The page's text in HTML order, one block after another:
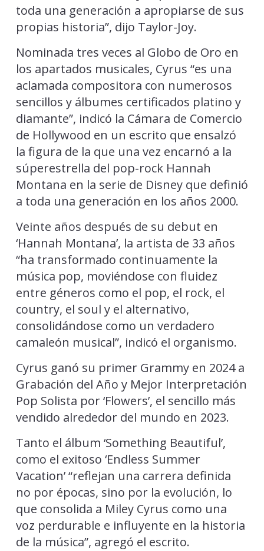
toda una generación a apropiarse de sus
propias historia”, dijo Taylor-Joy.
Nominada tres veces al Globo de Oro en
los apartados musicales, Cyrus “es una
aclamada compositora con numerosos
sencillos y álbumes certificados platino y
diamante”, indicó la Cámara de Comercio
de Hollywood en un escrito que ensalzó
la figura de la que una vez encarnó a la
súperestrella del pop-rock Hannah
Montana en la serie de Disney que definió
a toda una generación en los años 2000.
Veinte años después de su debut en
‘Hannah Montana’, la artista de 33 años
“ha transformado continuamente la
música pop, moviéndose con fluidez
entre géneros como el pop, el rock, el
country, el soul y el alternativo,
consolidándose como un verdadero
camaleón musical”, indicó el organismo.
Cyrus ganó su primer Grammy en 2024 a
Grabación del Año y Mejor Interpretación
Pop Solista por ‘Flowers’, el sencillo más
vendido alrededor del mundo en 2023.
Tanto el álbum ‘Something Beautiful’,
como el exitoso ‘Endless Summer
Vacation’ “reflejan una carrera definida
no por épocas, sino por la evolución, lo
que consolida a Miley Cyrus como una
voz perdurable e influyente en la historia
de la música”, agregó el escrito.